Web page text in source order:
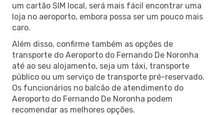
um cartão SIM local, será mais fácil encontrar uma
loja no aeroporto, embora possa ser um pouco mais
caro.
Além disso, confirme também as opções de
transporte do Aeroporto do Fernando De Noronha
até ao seu alojamento, seja um táxi, transporte
público ou um serviço de transporte pré-reservado.
Os funcionários no balcão de atendimento do
Aeroporto do Fernando De Noronha podem
recomendar as melhores opções.